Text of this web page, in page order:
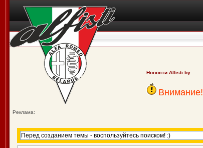
Новости Alfisti.by
Внимание!
Реклама: